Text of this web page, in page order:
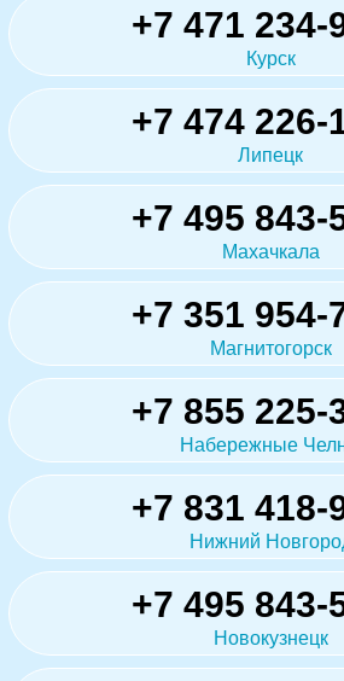
+7 471 234-
Курск
+7 474 226-
Липецк
+7 495 843-
Махачкала
+7 351 954-
Магнитогорск
+7 855 225-
Набережные
+7 831 418-
Нижний
+7 495 843-
Новокузнецк